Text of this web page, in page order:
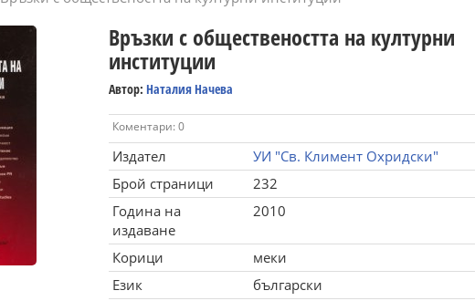
Връзки с обществеността на културни
институции
Автор: Наталия Начева
Коментари: 0
Издател
УИ "Св. Климент Охридски"
Брой страници
232
Година на
издаване
2010
Корици
меки
Език
български